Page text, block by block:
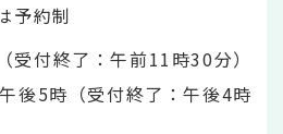
予約制
受付終了：午前11時30分）
後5時（受付終了：午後4時